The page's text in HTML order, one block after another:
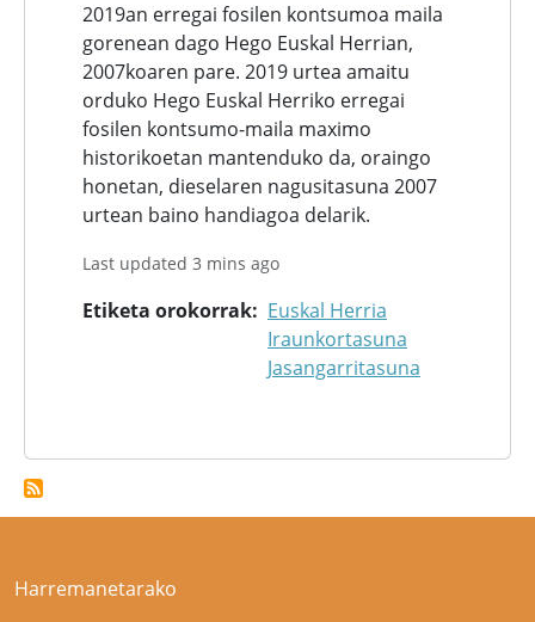
2019an erregai fosilen kontsumoa maila
gorenean dago Hego Euskal Herrian,
2007koaren pare. 2019 urtea amaitu
orduko Hego Euskal Herriko erregai
fosilen kontsumo-maila maximo
historikoetan mantenduko da, oraingo
honetan, dieselaren nagusitasuna 2007
urtean baino handiagoa delarik.
Last updated 3 mins ago
Etiketa orokorrak
Euskal Herria
Iraunkortasuna
Jasangarritasuna
Harremanetarako